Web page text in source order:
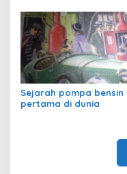
Sejarah pompa bensin
pertama di dunia